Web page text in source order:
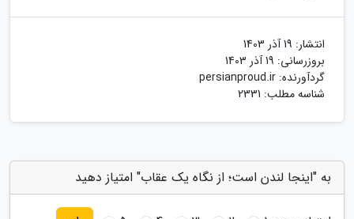
انتشار: 19 آذر 1403
بروزرسانی: 19 آذر 1403
گردآورنده: persianproud.ir
شناسه مطلب: 2331
به "اینجا لندن است؛ از نگاه یک عقاب" امتیاز دهید